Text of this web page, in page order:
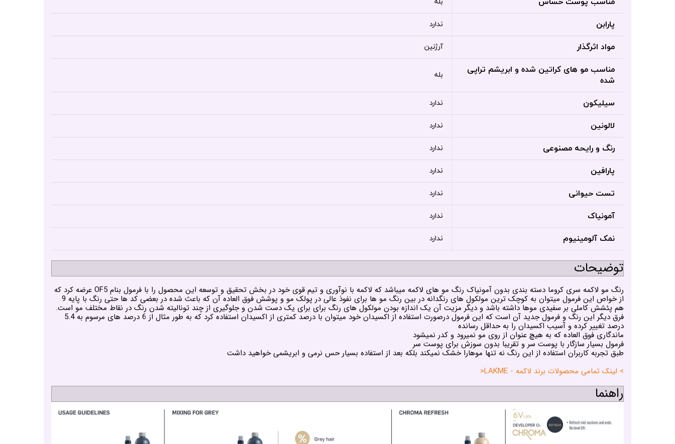
بله
پارابن ندارد
مواد اثرگذار آرژنین
مناسب مو های کراتین شده و ابریشم تراپی
شده
بله
سیلیکون ندارد
لالونین ندارد
رنگ و رایحه مصنوعی ندارد
پارافین ندارد
تست حیوانی ندارد
آمونیاک ندارد
نمک آلومینیوم ندارد
توضیحات
رنگ مو لاکمه سری کروما دسته بندی بدون آمونیاک رنگ مو های لاکمه میباشد که لاکمه با نوآوری و تیم قوی خود در بخش تحقیق و توسعه این محصول را با فرمول بنام OF5 عرضه کرد که
از خواص این فرمول میتوان به کوچک ترین مولکول های رنگدانه در بین رنگ مو ها برای نفوذ عالی در پولک مو و پوشش فوق العاده آن که باعث شده در بعضی کد ها حتی رنگ با پایه 9
هم پئشش کاملی بر سفیدی موها داشته باشد و دیگر مزیت آن یک اندازه بودن مولکول های رنگ برای برای یک دست شدن و جلوگیری از چند تونالیته شدن رنگ در نقاط مختلف مو است.
فرق دیگر این رنگ و فرمول جدید آن است که این فرمول درصورت استفاده از اکسیدان خود میتوان با درصد کمتری از اکسیدان استفاده کرد که به طور مثال از 6 درصد های مرسوم به 5.4
درصد تغییر کرده و آسیب اکسیدان را به حداقل رسانده
ماندگاری فوق العاده که به هیچ عنوان از روی مو نمیرود و کدر نمیشود
فرمول بسیار سازگار با پوست سر و تقریبا بدون سوزش برای پوست سر
طبق تجربه کاربران استفاده از این رنگ نه تنها موهارا خشک نمیکند بلکه بعد از استفاده بسیار حس نرمی و ابریشمی خواهید داشت
> لینک تمامی محصولات برند لاکمه - LAKME<
راهنما